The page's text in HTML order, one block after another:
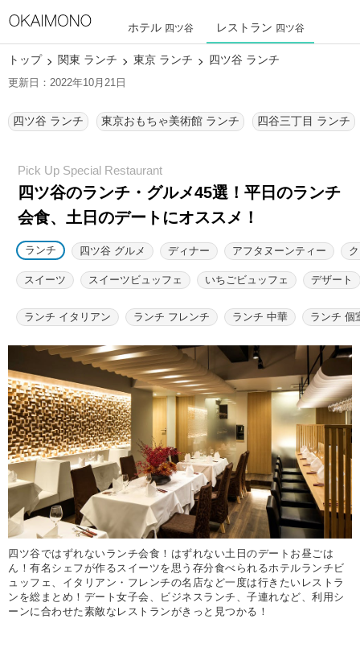
ホテル 四ツ谷 レストラン 四ツ谷
トップ 関東 ランチ 東京 ランチ 四ツ谷 ランチ
更新日：2022年10月21日
四ツ谷 ランチ 東京おもちゃ美術館 ランチ 四谷三丁目 ランチ
四ツ谷のランチ・グルメ45選！平日のランチ
会食、土日のデートにオススメ！
ランチ 四ツ谷 グルメ ディナー アフタヌーンティー
スイーツ スイーツビュッフェ いちごビュッフェ デザート
ランチ イタリアン ランチ フレンチ ランチ 中華 ランチ 個
四ツ谷ではずれないランチ会食！はずれない土日のデートお昼ごは
ん！有名シェフが作るスイーツを思う存分食べられるホテルランチビ
ュッフェ、イタリアン・フレンチの名店など一度は行きたいレストラ
ンを総まとめ！デート女子会、ビジネスランチ、子連れなど、利用シ
ーンに合わせた素敵なレストランがきっと見つかる！